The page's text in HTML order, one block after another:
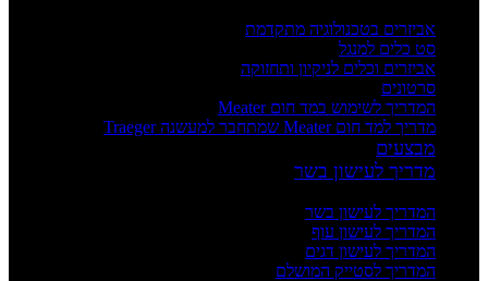
אביזרים בטכנולוגיה מתקדמת
סט כלים למנגל
אביזרים וכלים לניקיון ותחזוקה
סרטונים
המדריך לשימוש במד חום Meater
מדריך למד חום Meater שמתחבר למעשנה Traeger
מבצעים
מדריך לעישון בשר
המדריך לעישון בשר
המדריך לעישון עוף
המדריך לעישון דגים
המדריך לסטייק המושלם